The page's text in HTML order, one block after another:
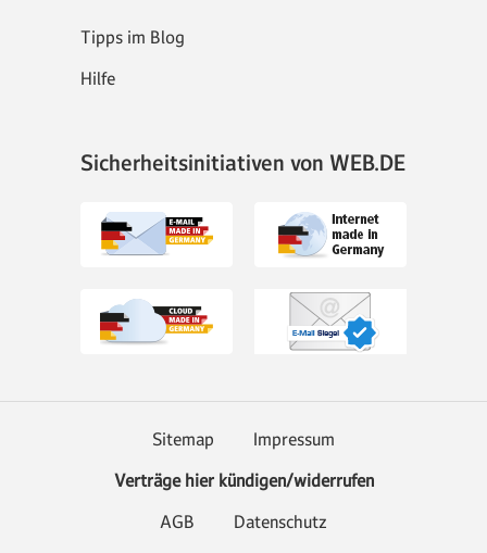
Tipps im Blog
Hilfe
Sicherheitsinitiativen von WEB.DE
Sitemap
Impressum
Verträge hier kündigen/widerrufen
AGB
Datenschutz